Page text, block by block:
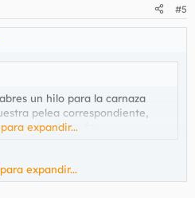
#5
un hilo para la carnaza
pelea correspondiente,
agacha después.
expandir...
expandir...